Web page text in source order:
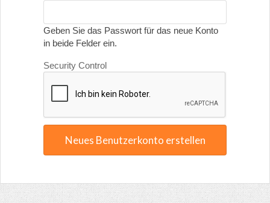
Geben Sie das Passwort für das neue Konto
in beide Felder ein.
Security Control